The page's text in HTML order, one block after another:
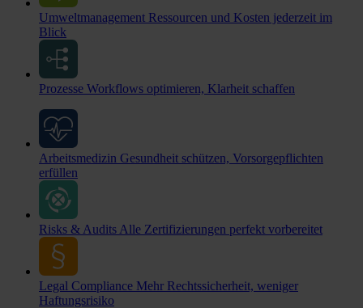
Umweltmanagement Ressourcen und Kosten jederzeit im
Blick
Prozesse Workflows optimieren, Klarheit schaffen
Arbeitsmedizin Gesundheit schützen, Vorsorgepflichten
erfüllen
Risks & Audits Alle Zertifizierungen perfekt vorbereitet
Legal Compliance Mehr Rechtssicherheit, weniger
Haftungsrisiko